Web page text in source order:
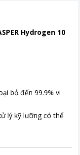
Hydrogen 10
bỏ đến 99.9% vi
lý kỹ lưỡng có thể